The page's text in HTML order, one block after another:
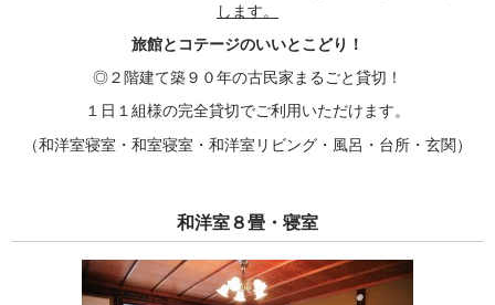
します。
旅館とコテージのいいとこどり！
◎２階建て築９０年の古民家まるごと貸切！
１日１組様の完全貸切でご利用いただけます。
（和洋室寝室・和室寝室・和洋室リビング・風呂・台所・玄関）
和洋室８畳・寝室